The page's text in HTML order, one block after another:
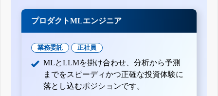
プロダクトMLエンジニア
業務委託 正社員
MLとLLMを掛け合わせ、分析から予測
までをスピーディかつ正確な投資体験に
落とし込むポジションです。